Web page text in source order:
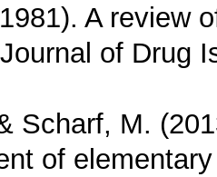
A review
of Drug
Scharf, M.
of